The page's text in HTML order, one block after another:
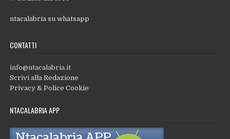
ntacalabria su whatsapp
CONTATTI
info@ntacalabria.it
Scrivi alla Redazione
Privacy & Police Cookie
NTACALABRIA APP